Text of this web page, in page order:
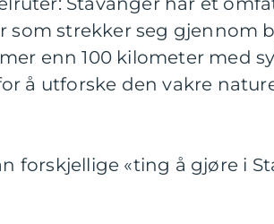
som strekker seg gjennom
enn 100 kilometer med
å utforske den vakre
forskjellige «ting å gjøre i